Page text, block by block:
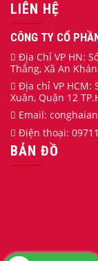
LIÊN HỆ
CÔNG TY CỔ
Địa Chỉ VP HN:
Thắng, Xã An
Địa chỉ VP HCM:
Xuân, Quận 12
Email:
Điện thoại:
BẢN ĐỒ